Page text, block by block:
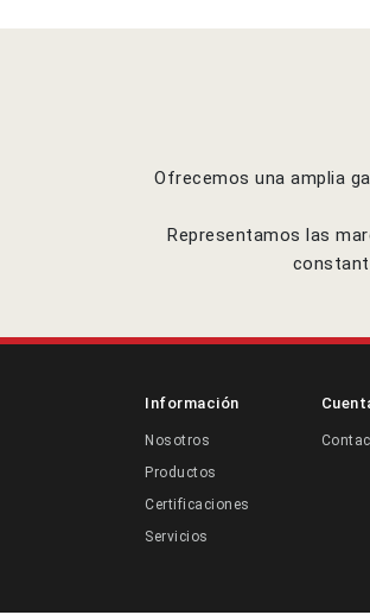
Ofrecemos una amplia
Representamos las
Información
Nosotros
Productos
Certificaciones
Servicios